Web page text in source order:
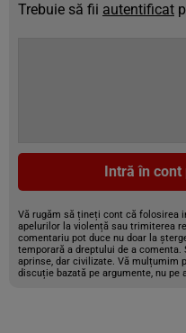
Trebuie să fii autentificat
Intră în
Vă rugăm să țineți cont că folosirea
apelurilor la violență sau trimiterea
comentariu pot duce nu doar la
temporară a dreptului de a
aprinse, dar civilizate. Vă mulțumim
discuție bazată pe argumente, nu pe